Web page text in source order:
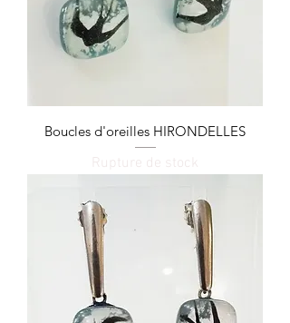
Boucles d'oreilles HIRONDELLES
Rupture de stock